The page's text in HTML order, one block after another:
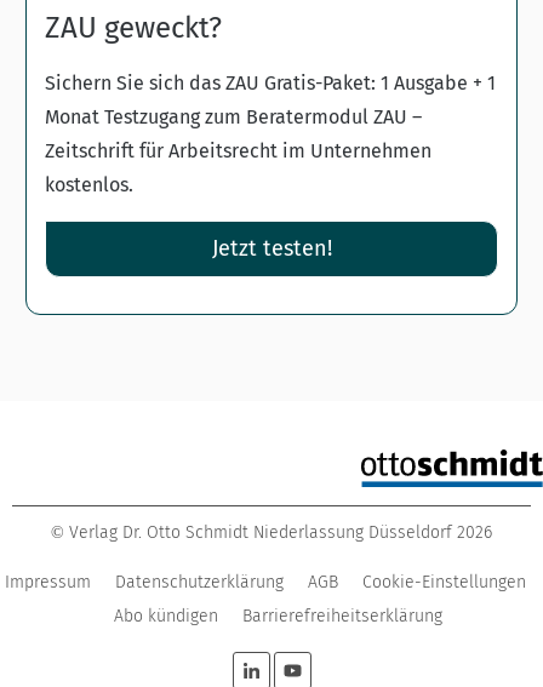
ZAU geweckt?
Sichern Sie sich das ZAU Gratis-Paket: 1 Ausgabe + 1
Monat Testzugang zum Beratermodul ZAU –
Zeitschrift für Arbeitsrecht im Unternehmen
kostenlos.
Jetzt testen!
© Verlag Dr. Otto Schmidt Niederlassung Düsseldorf 2026
Impressum Datenschutzerklärung AGB
Cookie-Einstellungen
Abo kündigen
Barrierefreiheitserklärung